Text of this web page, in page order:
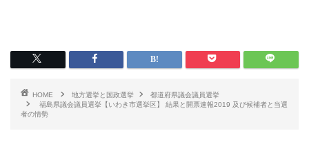
HOME 地方選挙と国政選挙
都道府県議会議員選挙
福島県議会議員選挙【いわき市選挙区】 結果と開票速報2019 及び候補者と当選
者の情勢